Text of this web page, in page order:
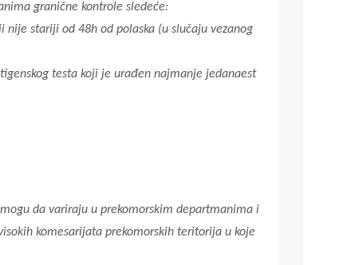
granične kontrole sledeće:
nije stariji od 48h od polaska (u slučaju vezanog
testa koji je urađen najmanje jedanaest
da variraju u prekomorskim departmanima i
komesarijata prekomorskih teritorija u koje